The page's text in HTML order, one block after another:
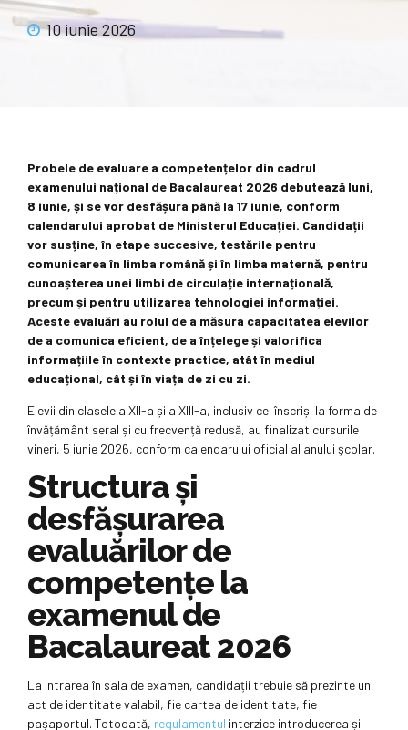
10 iunie 2026
Probele de evaluare a competențelor din cadrul
examenului național de Bacalaureat 2026 debutează luni,
8 iunie, și se vor desfășura până la 17 iunie, conform
calendarului aprobat de Ministerul Educației. Candidații
vor susține, în etape succesive, testările pentru
comunicarea în limba română și în limba maternă, pentru
cunoașterea unei limbi de circulație internațională,
precum și pentru utilizarea tehnologiei informației.
Aceste evaluări au rolul de a măsura capacitatea elevilor
de a comunica eficient, de a înțelege și valorifica
informațiile în contexte practice, atât în mediul
educațional, cât și în viața de zi cu zi.
Elevii din clasele a XII-a și a XIII-a, inclusiv cei înscriși la forma de
învățământ seral și cu frecvență redusă, au finalizat cursurile
vineri, 5 iunie 2026, conform calendarului oficial al anului școlar.
Structura și
desfășurarea
evaluărilor de
competențe la
examenul de
Bacalaureat 2026
La intrarea în sala de examen, candidații trebuie să prezinte un
act de identitate valabil, fie cartea de identitate, fie
pașaportul. Totodată, regulamentul interzice introducerea și